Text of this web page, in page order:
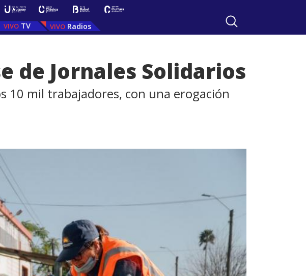
TV Radios
de Jornales Solidarios
10 mil trabajadores, con una erogación